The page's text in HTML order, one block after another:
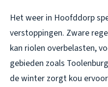
Het weer in Hoofddorp
verstoppingen. Zware
kan riolen overbelasten,
gebieden zoals
de winter zorgt kou